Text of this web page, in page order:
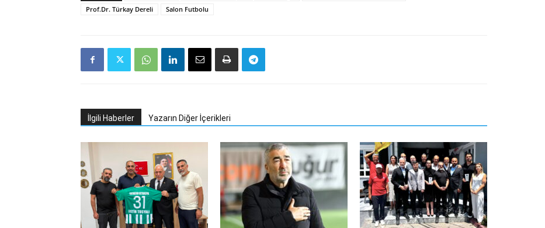
Prof.Dr. Türkay Dereli
Salon Futbolu
İlgili Haberler Yazarın Diğer İçerikleri